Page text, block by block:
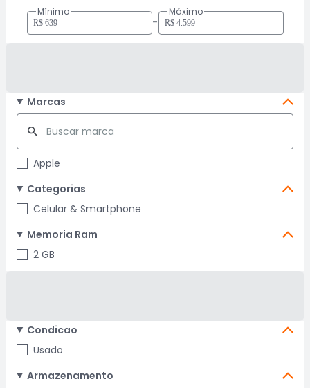
Mínimo
-
Máximo
Marcas
Apple
Categorias
Celular & Smartphone
Memoria Ram
2 GB
Condicao
Usado
Armazenamento